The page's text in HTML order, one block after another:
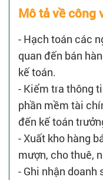
Mô tả về công
- Hạch toán các
quan đến bán
kế toán.
- Kiểm tra thông
phần mềm tài
đến kế toán
- Xuất kho hàng
mượn, cho thuê,
- Ghi nhận doanh